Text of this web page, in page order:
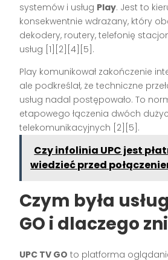
systemów i usług Play. Jest to
konsekwentnie wdrażany, który
dekodery, routery, telefonię
usług [1][2][4][5].
Play komunikował zakończenie
ale podkreślał, że techniczne
usług nadal postępowało. To
etapowego łączenia dwóch
telekomunikacyjnych [2][5].
Czy infolinia UPC jest
wiedzieć przed
Czym była
GO i dlaczego
UPC TV GO to platforma